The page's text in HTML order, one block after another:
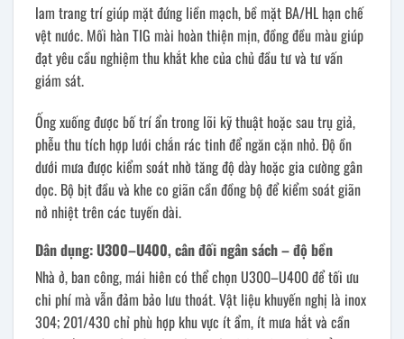
lam trang trí giúp mặt đứng liền mạch, bề mặt BA/HL hạn chế
vệt nước. Mối hàn TIG mài hoàn thiện mịn, đồng đều màu giúp
đạt yêu cầu nghiệm thu khắt khe của chủ đầu tư và tư vấn
giám sát.
Ống xuống được bố trí ẩn trong lõi kỹ thuật hoặc sau trụ giả,
phễu thu tích hợp lưới chắn rác tinh để ngăn cặn nhỏ. Độ ồn
dưới mưa được kiểm soát nhờ tăng độ dày hoặc gia cường gân
dọc. Bộ bịt đầu và khe co giãn cần đồng bộ để kiểm soát giãn
nở nhiệt trên các tuyến dài.
Dân dụng: U300–U400, cân đối ngân sách – độ bền
Nhà ở, ban công, mái hiên có thể chọn U300–U400 để tối ưu
chi phí mà vẫn đảm bảo lưu thoát. Vật liệu khuyến nghị là inox
304; 201/430 chỉ phù hợp khu vực ít ẩm, ít mưa hắt và cần